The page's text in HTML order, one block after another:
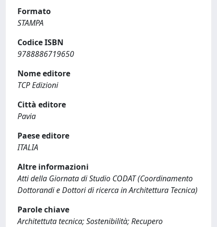
Formato
STAMPA
Codice ISBN
9788886719650
Nome editore
TCP Edizioni
Città editore
Pavia
Paese editore
ITALIA
Altre informazioni
Atti della Giornata di Studio CODAT (Coordinamento
Dottorandi e Dottori di ricerca in Architettura Tecnica)
Parole chiave
Architettuta tecnica; Sostenibilità; Recupero